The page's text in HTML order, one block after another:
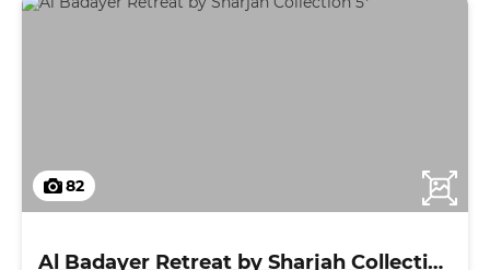
82
Al Badayer Retreat by Sharjah Collection 5*